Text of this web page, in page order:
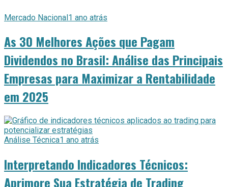
Mercado Nacional1 ano atrás
As 30 Melhores Ações que Pagam
Dividendos no Brasil: Análise das Principais
Empresas para Maximizar a Rentabilidade
em 2025
Análise Técnica1 ano atrás
Interpretando Indicadores Técnicos:
Aprimore Sua Estratégia de Trading